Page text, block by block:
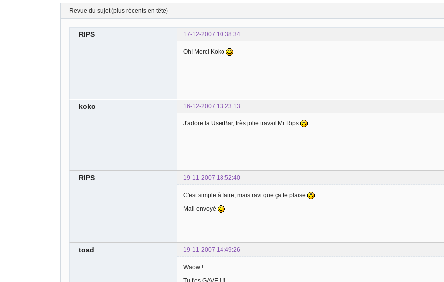
Revue du sujet (plus récents en tête)
RIPS 17-12-2007 10:38:34
Oh! Merci Koko
koko 16-12-2007 13:23:13
J'adore la UserBar, très jolie travail Mr Rips
RIPS 19-11-2007 18:52:40
C'est simple à faire, mais ravi que ça te plaise
Mail envoyé
toad 19-11-2007 14:49:26
Waow !
Tu t'es GAVE !!!!